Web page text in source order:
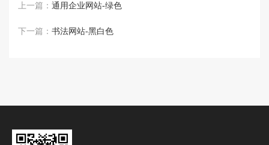
上一篇： 通用企业网站-绿色
下一篇： 书法网站-黑白色